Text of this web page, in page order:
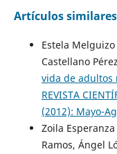
Artículos similares
Estela
Castellano
vida de adultos
REVISTA
(2012): Mayo-
Zoila
Ramos, Ángel